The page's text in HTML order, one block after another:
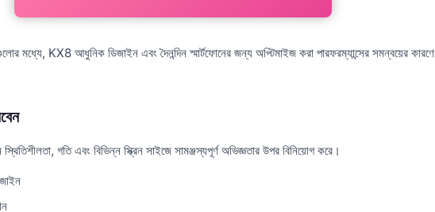
মধ্যে, KX8 আধুনিক ডিজাইন এবং দৈনন্দিন স্মার্টফোনের জন্য অপ্টিমাইজ করা পারফরম্যান্সের সমন্বয়ের কারণে
গতি এবং বিভিন্ন স্ক্রিন সাইজে সামঞ্জস্যপূর্ণ অভিজ্ঞতার উপর বিনিয়োগ করে।